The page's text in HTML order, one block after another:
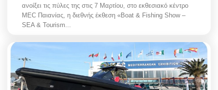
ανοίξει τις πύλες της στις 7 Μαρτίου, στο εκθεσιακό κέντρο
MEC Παιανίας, η διεθνής έκθεση «Boat & Fishing Show –
SEA & Tourism...